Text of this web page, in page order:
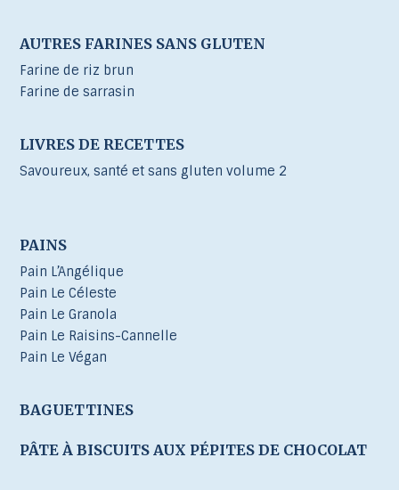
AUTRES FARINES SANS GLUTEN
Farine de riz brun
Farine de sarrasin
LIVRES DE RECETTES
Savoureux, santé et sans gluten volume 2
PAINS
Pain L’Angélique
Pain Le Céleste
Pain Le Granola
Pain Le Raisins-Cannelle
Pain Le Végan
BAGUETTINES
PÂTE À BISCUITS AUX PÉPITES DE CHOCOLAT